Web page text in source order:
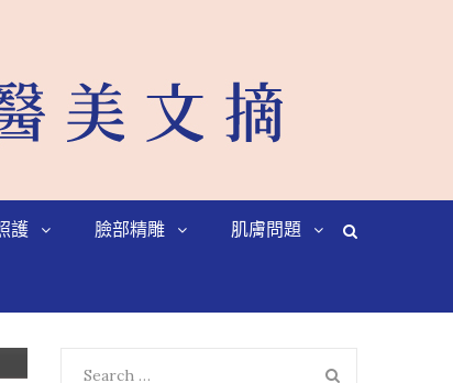
護 臉部精雕 肌膚問題